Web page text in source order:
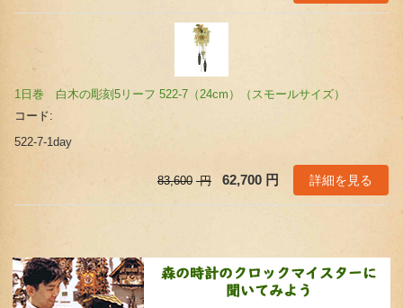
1日巻 白木の彫刻5リーフ 522-7（24cm）（スモールサイズ）
コード:
522-7-1day
83,600 円 62,700 円 詳細を見る